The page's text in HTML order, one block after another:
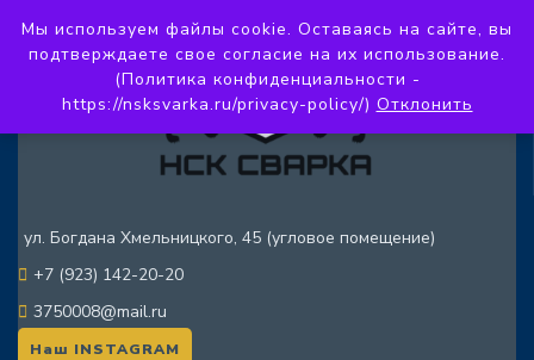
ул. Богдана Хмельницкого, 45 (угловое помещение)
+7 (923) 142-20-20
3750008@mail.ru
Наш INSTAGRAM
Мы используем файлы cookie. Оставаясь на сайте, вы
подтверждаете свое согласие на их использование.
(Политика конфиденциальности -
https://nsksvarka.ru/privacy-policy/) Отклонить